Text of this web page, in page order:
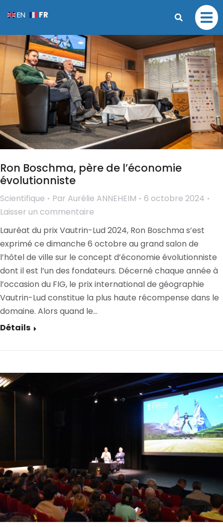
Ron Boschma, père de l’économie
évolutionniste
Scientifique Par Aurélie ANNEHEIM
6 octobre 2024
Laisser un commentaire
Lauréat du prix Vautrin-Lud 2024, Ron Boschma s’est
exprimé ce dimanche 6 octobre au grand salon de
l’hôtel de ville sur le concept d’économie évolutionniste
dont il est l’un des fondateurs. Décerné chaque année à
l’occasion du FIG, le prix international de géographie
Vautrin-Lud constitue la plus haute récompense dans le
domaine. Alors quand le…
Détails
EN FR